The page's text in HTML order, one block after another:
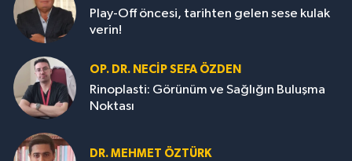
Play-Off öncesi, tarihten gelen sese kulak
verin!
OP. DR. NECIP SEFA ÖZDEN
Rinoplasti: Görünüm ve Sağlığın Buluşma
Noktası
DR. MEHMET ÖZTÜRK